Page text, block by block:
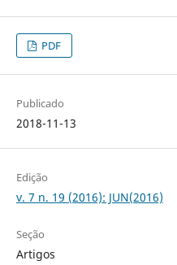
PDF
Publicado
2018-11-13
Edição
v. 7 n. 19 (2016): JUN(2016)
Seção
Artigos